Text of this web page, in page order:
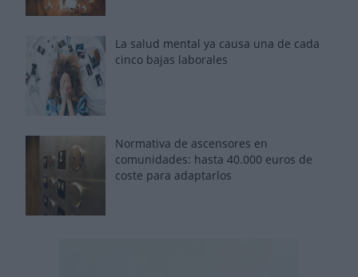
La salud mental ya causa una de cada
cinco bajas laborales
Normativa de ascensores en
comunidades: hasta 40.000 euros de
coste para adaptarlos